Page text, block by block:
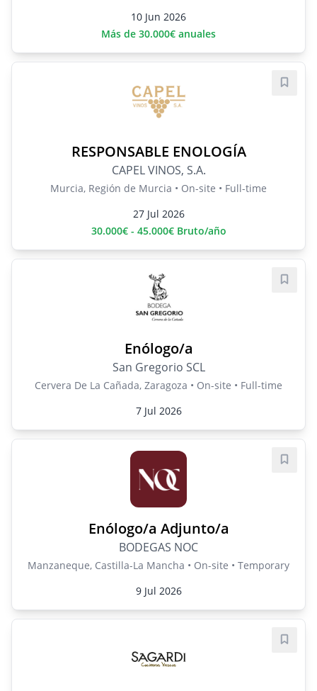
10 Jun 2026
Más de 30.000€ anuales
RESPONSABLE ENOLOGÍA
CAPEL VINOS, S.A.
Murcia, Región de Murcia • On-site • Full-time
27 Jul 2026
30.000€ - 45.000€ Bruto/año
Save
Enólogo/a
San Gregorio SCL
Cervera De La Cañada, Zaragoza • On-site • Full-time
7 Jul 2026
Save
Enólogo/a Adjunto/a
BODEGAS NOC
Manzaneque, Castilla-La Mancha • On-site • Temporary
9 Jul 2026
Save
Save